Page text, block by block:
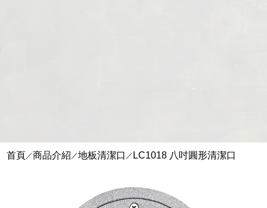
首頁 ／商品介紹 ／地板清潔口 ／ LC1018 八吋圓形清潔口